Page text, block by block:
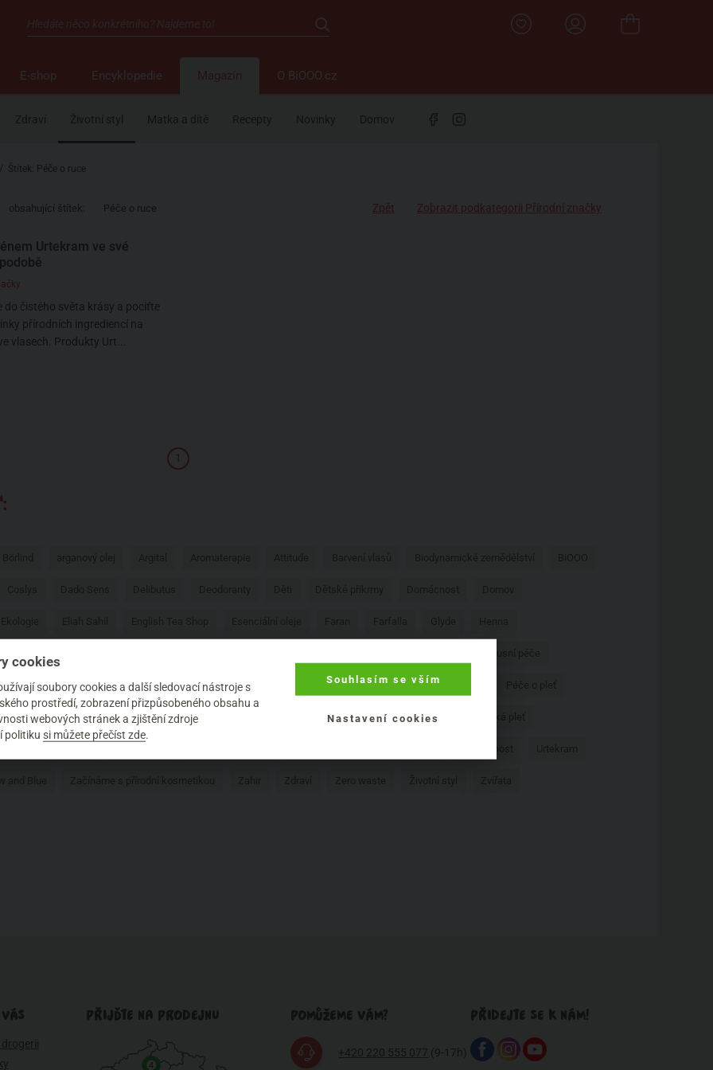
E-shop Encyklopedie Magazín O BiOOO.cz
Zdraví Životní styl Matka a dítě Recepty Novinky Domov
/ Štítek: Péče o ruce
Zpět Zobrazit podkategorii Přírodní značky
obsahující štítek: Péče o ruce
Urtekram ve své
do čistého světa krásy a pociťte
přírodních ingrediencí na
vlasech. Produkty Urt...
1
arganový olej Argital Aromaterapie Attitude Barvení vlasů Biodynamické zemědělství BiOOO
Coslys Dado Sens Delibutus Deodoranty Děti Dětské příkrmy Domácnost Domov
Ekologie Eliah Sahil English Tea Shop Esenciální oleje Faran Farfalla Glyde Henna
hygiena Luxusní péče
Spa Menstruační kalíšek Minerální make-up Muži Na praní Opalování Péče o pleť
o zuby Potraviny Přírodní vůně Pro muže Pro zvířata problematická pleť
Udržitelnost Urtekram
and Blue Začínáme s přírodní kosmetikou Zahir Zdraví Zero waste Životní styl Zvířata
PŘIJĎTE NA PRODEJNU
4
POMŮŽEME VÁM?
+420 220 555 077 (9-17h)
PŘIDEJTE SE K NÁM!
cookies
soubory cookies a další sledovací nástroje s
prostředí, zobrazení přizpůsobeného obsahu a
webových stránek a zjištění zdroje
politiku si můžete přečíst zde.
Souhlasím se vším
Nastavení cookies